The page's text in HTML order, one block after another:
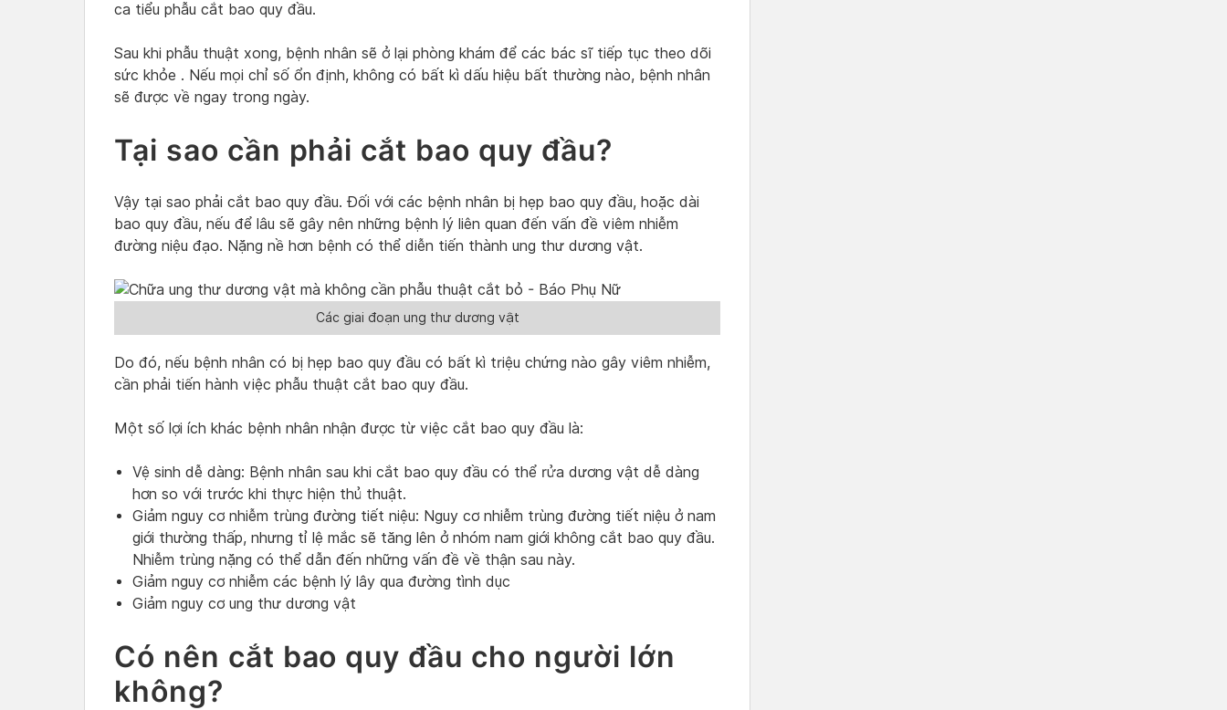
ca tiểu phẫu cắt bao quy đầu.
Sau khi phẫu thuật xong, bệnh nhân sẽ ở lại phòng khám để các bác sĩ tiếp tục theo dõi
sức khỏe . Nếu mọi chỉ số ổn định, không có bất kì dấu hiệu bất thường nào, bệnh nhân
sẽ được về ngay trong ngày.
Tại sao cần phải cắt bao quy đầu?
Vậy tại sao phải cắt bao quy đầu. Đối với các bệnh nhân bị hẹp bao quy đầu, hoặc dài
bao quy đầu, nếu để lâu sẽ gây nên những bệnh lý liên quan đến vấn đề viêm nhiễm
đường niệu đạo. Nặng nề hơn bệnh có thể diễn tiến thành ung thư dương vật.
Các giai đoạn ung thư dương vật
Do đó, nếu bệnh nhân có bị hẹp bao quy đầu có bất kì triệu chứng nào gây viêm nhiễm,
cần phải tiến hành việc phẫu thuật cắt bao quy đầu.
Một số lợi ích khác bệnh nhân nhận được từ việc cắt bao quy đầu là:
Vệ sinh dễ dàng: Bệnh nhân sau khi cắt bao quy đầu có thể rửa dương vật dễ dàng
hơn so với trước khi thực hiện thủ thuật.
Giảm nguy cơ nhiễm trùng đường tiết niệu: Nguy cơ nhiễm trùng đường tiết niệu ở nam
giới thường thấp, nhưng tỉ lệ mắc sẽ tăng lên ở nhóm nam giới không cắt bao quy đầu.
Nhiễm trùng nặng có thể dẫn đến những vấn đề về thận sau này.
Giảm nguy cơ nhiễm các bệnh lý lây qua đường tình dục
Giảm nguy cơ ung thư dương vật
Có nên cắt bao quy đầu cho người lớn
không?